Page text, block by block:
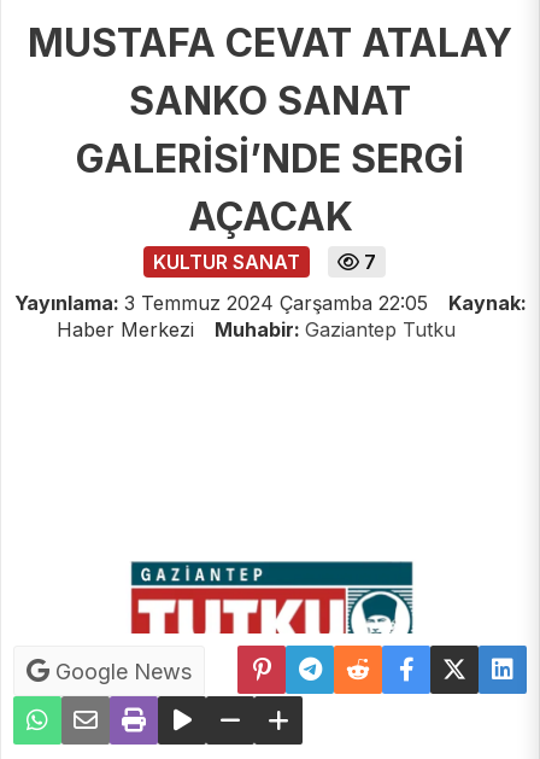
MUSTAFA CEVAT ATALAY
SANKO SANAT
GALERİSİ’NDE SERGİ
AÇACAK
KULTUR SANAT
7
Yayınlama: 3 Temmuz 2024 Çarşamba 22:05
Kaynak:
Haber Merkezi
Muhabir: Gaziantep Tutku
Google News